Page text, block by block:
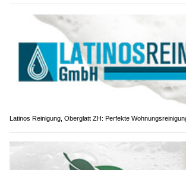
Er wurde verletzt. Die Atemalkoholmessung
von 0.68mg/l.
Weiterlesen